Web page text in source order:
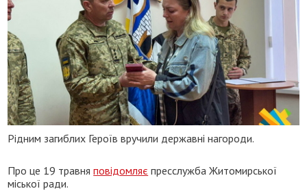
Рідним загиблих Героїв вручили державні нагороди.
Про це 19 травняповідомляє пресслужба Житомирської
міської ради.